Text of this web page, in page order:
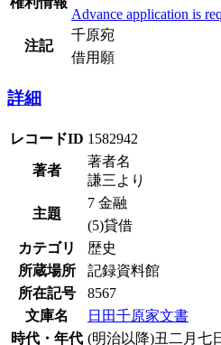
Advance application is
注記
千原宛
借用願
詳細
レコードID 1582942
著者
著者名
謙三より
主題
7 金融
(5)貸借
カテゴリ
歴史
所蔵場所
記録資料館
所在記号
8567
文庫名
日田千原家文書
時代・年代 (明治以降)丑二月七